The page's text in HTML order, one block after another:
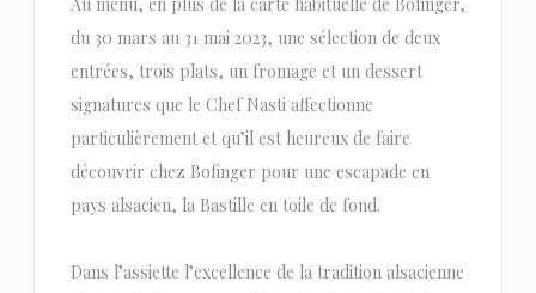
du 30 mars au 31 mai 2023, une sélection de deux
entrées, trois plats, un fromage et un dessert
signatures que le Chef Nasti affectionne
particulièrement et qu’il est heureux de faire
découvrir chez Bofinger pour une escapade en
pays alsacien, la Bastille en toile de fond.
Dans l’assiette l’excellence de la tradition alsacienne